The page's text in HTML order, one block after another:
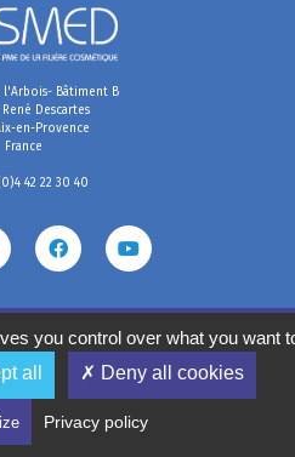
l'Arbois- Bâtiment B
René Descartes
en-Provence
France
42 22 30 40
Politique de confidentialité
Gestion des cookies
réservés. Réalisé par
you control over what you want
all ✗ Deny all cookies
Privacy policy